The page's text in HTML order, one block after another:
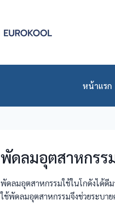
หน้าแรก
พัดลมอุตสาหกรร
พัดลมอุตสาหกรรมใช้ในโกดังได้ดี
ใช้พัดลมอุตสาหกรรมจึงช่วยระบา